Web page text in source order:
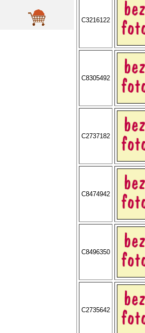
C3216122
C8305492
C2737182
C8474942
C8496350
C2735642